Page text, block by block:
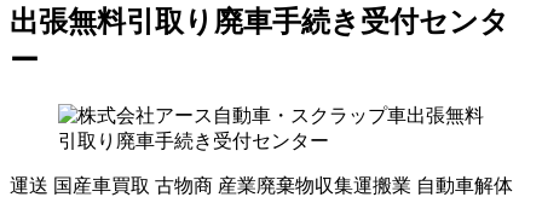
出張無料引取り廃車手続き受付センタ
ー
運送 国産車買取 古物商 産業廃棄物収集運搬業 自動車解体